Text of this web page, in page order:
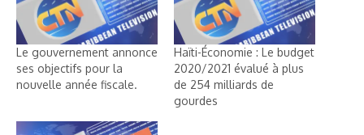
Le gouvernement annonce
ses objectifs pour la
nouvelle année fiscale.
Haïti-Économie : Le budget
2020/2021 évalué à plus
de 254 milliards de
gourdes